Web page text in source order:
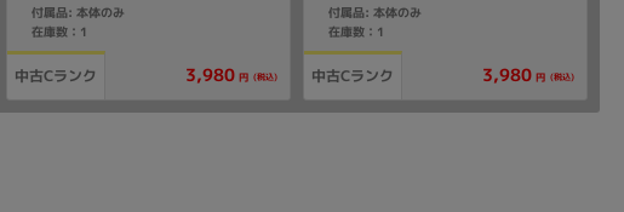
付属品: 本体のみ
在庫数：1
中古Cランク 3,980 円 (税込)
付属品: 本体のみ
在庫数：1
中古Cランク 3,980 円 (税込)